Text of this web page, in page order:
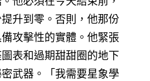
升到零。否則，他那份
攻擊性的實體。他緊張
表和過期甜甜圈的地下
武器。「我需要星象學